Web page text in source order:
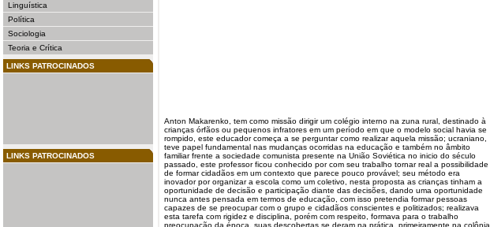
Linguística
Política
Sociologia
Teoria e Crítica
LINKS PATROCINADOS
LINKS PATROCINADOS
Anton Makarenko, tem como missão dirigir um colégio interno na zuna rural, destinado à
crianças órfãos ou pequenos infratores em um período em que o modelo social havia se
rompido, este educador começa a se perguntar como realizar aquela missão; ucraniano,
teve papel fundamental nas mudanças ocorridas na educação e também no âmbito
familiar frente a sociedade comunista presente na União Soviética no inicio do século
passado, este professor ficou conhecido por com seu trabalho tornar real a possibilidade
de formar cidadãos em um contexto que parece pouco provável; seu método era
inovador por organizar a escola como um coletivo, nesta proposta as crianças tinham a
oportunidade de decisão e participação diante das decisões, dando uma oportunidade
nunca antes pensada em termos de educação, com isso pretendia formar pessoas
capazes de se preocupar com o grupo e cidadãos conscientes e politizados; realizava
esta tarefa com rigidez e disciplina, porém com respeito, formava para o trabalho
preocupação da época, suas descobertas se deram na prática, primeiramente na colônia